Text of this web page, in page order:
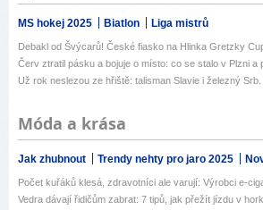
MS hokej 2025 Biatlon Liga mistrů
Debakl od Švýcarů! České fiasko na Hlinka Gretzky
Červ ztratil pásku a bojuje o místo: co se stalo v Plzni a
Už rok neslezou ze hřiště: talisman Slavie i železný Srb.
Móda a krása
Jak zhubnout Trendy nehty pro jaro 2025
Počet kuřáků klesá, zdravotníci ale varují: Výrobci e-
Vedra dávají řidičům zabrat: 7 tipů, jak přežít jízdu v